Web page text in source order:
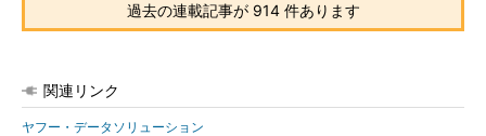
過去の連載記事が 914 件あります
関連リンク
ヤフー・データソリューション